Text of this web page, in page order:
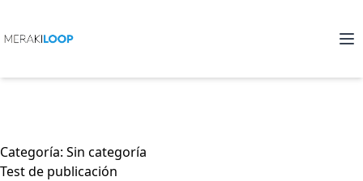
content
Categoría: Sin categoría
Test de publicación